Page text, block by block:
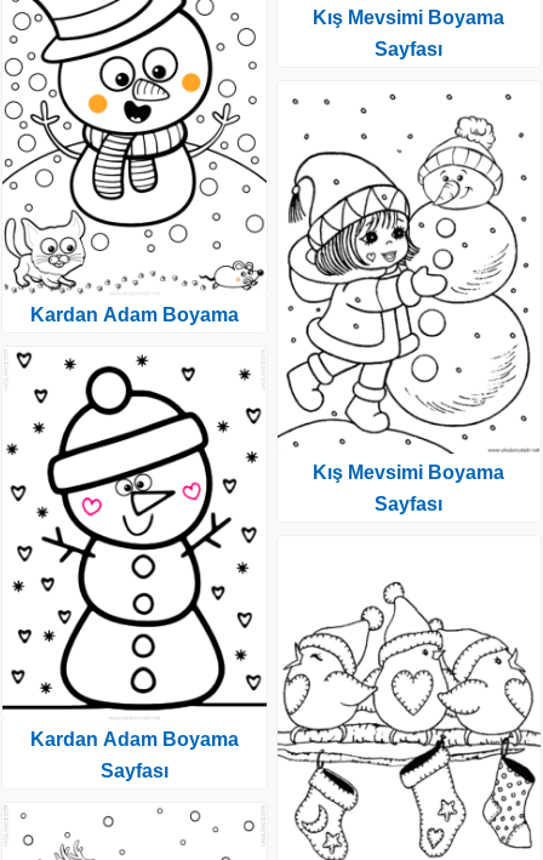
Kardan Adam Boyama
Kardan Adam Boyama
Sayfası
Kış Mevsimi Boyama
Sayfası
Kış Mevsimi Boyama
Sayfası